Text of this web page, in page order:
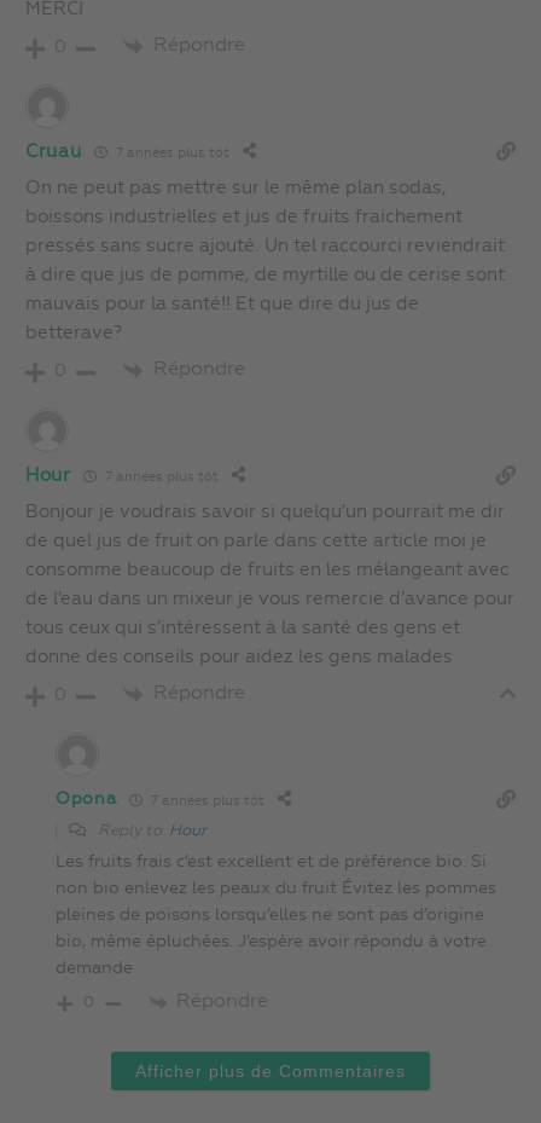
MERCI
0 Répondre
Cruau 7 années plus tôt
On ne peut pas mettre sur le même plan sodas,
boissons industrielles et jus de fruits fraichement
pressés sans sucre ajouté. Un tel raccourci reviendrait
à dire que jus de pomme, de myrtille ou de cerise sont
mauvais pour la santé!! Et que dire du jus de
betterave?
0 Répondre
Hour 7 années plus tôt
Bonjour je voudrais savoir si quelqu’un pourrait me dir
de quel jus de fruit on parle dans cette article moi je
consomme beaucoup de fruits en les mélangeant avec
de l’eau dans un mixeur je vous remercie d’avance pour
tous ceux qui s’intéressent à la santé des gens et
donne des conseils pour aidez les gens malades
0 Répondre
Opona 7 années plus tôt
Reply to Hour
Les fruits frais c’est excellent et de préférence bio. Si
non bio enlevez les peaux du fruit Évitez les pommes
pleines de poisons lorsqu’elles ne sont pas d’origine
bio, même épluchées. J’espère avoir répondu à votre
demande
0 Répondre
Afficher plus de Commentaires